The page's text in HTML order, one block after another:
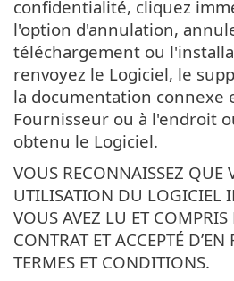
confidentialité, cliquez
l'option d'annulation,
téléchargement ou
renvoyez le Logiciel, le
la documentation connexe
Fournisseur ou à l'endroit
obtenu le Logiciel.
VOUS RECONNAISSEZ QUE
UTILISATION DU LOGICIEL
VOUS AVEZ LU ET COMPRIS
CONTRAT ET ACCEPTÉ D’EN
TERMES ET CONDITIONS.